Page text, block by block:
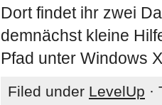
Dort findet ihr zwei
demnächst kleine
Pfad unter Windows
Filed under LevelUp ·